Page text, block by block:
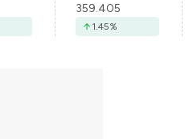
359.405
1.45%